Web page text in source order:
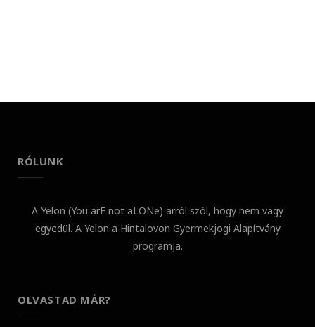
RÓLUNK
A Yelon (You arE not aLONe) arról szól, hogy nem vagy
egyedül. A Yelon a Hintalovon Gyermekjogi Alapítvány
programja.
OLVASTAD MÁR?